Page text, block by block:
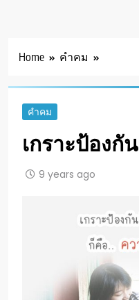
Home คำคม
คำคม
เกราะป้องกัน
9 years ago